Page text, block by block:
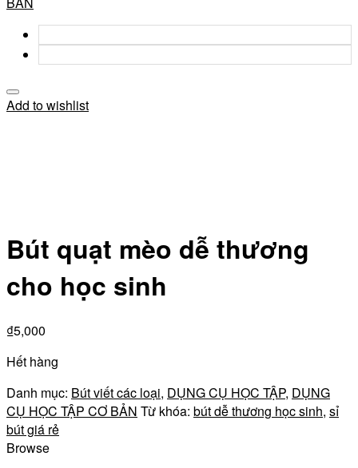
Add to wishlist
Bút quạt mèo dễ thương
cho học sinh
₫5,000
Hết hàng
Danh mục: Bút viết các loại, DỤNG CỤ HỌC TẬP, DỤNG
CỤ HỌC TẬP CƠ BẢN Từ khóa: bút dễ thương học sinh, sỉ
bút giá rẻ
Browse